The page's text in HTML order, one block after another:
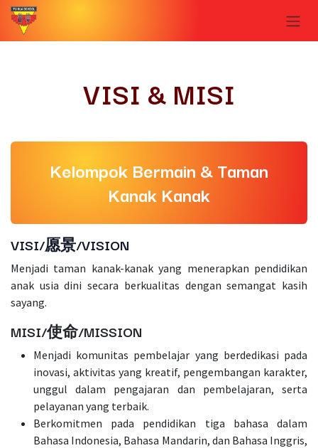
Skip ke Konten
VISI & MISI
Kelompok Bermain & Taman
Kanak Kanak
VISI/愿景/VISION
Menjadi taman kanak-kanak yang menerapkan pendidikan
anak usia dini secara berkualitas dengan semangat kasih
sayang.
MISI/使命/MISSION
Menjadi komunitas pembelajar yang berdedikasi pada
inovasi, aktivitas yang kreatif, pengembangan karakter,
unggul dalam pengajaran dan pembelajaran, serta
pelayanan yang terbaik.
Berkomitmen pada pendidikan tiga bahasa dalam
Bahasa Indonesia, Bahasa Mandarin, dan Bahasa Inggris,